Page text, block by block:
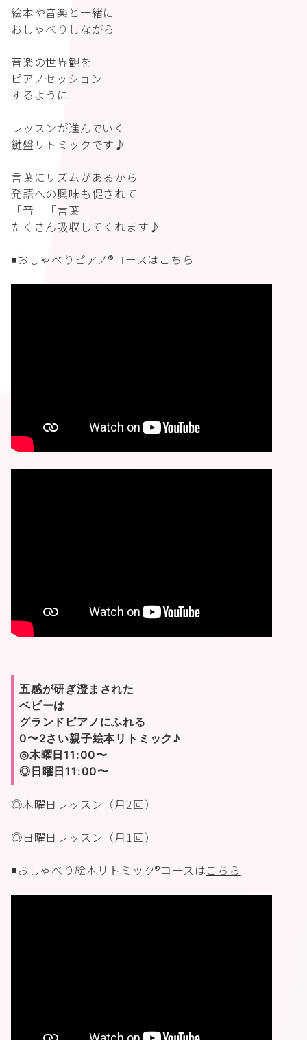
絵本や音楽と一緒に
おしゃべりしながら
音楽の世界観を
ピアノセッション
するように
レッスンが進んでいく
鍵盤リトミックです♪
言葉にリズムがあるから
発語への興味も促されて
「音」「言葉」
たくさん吸収してくれます♪
◾️おしゃべりピアノ®︎コースは こちら
五感が研ぎ澄まされた
ベビーは
グランドピアノにふれる
0〜2さい親子絵本リトミック♪
◎木曜日11:00〜
◎日曜日11:00〜
◎木曜日レッスン（月2回）
◎日曜日レッスン（月1回）
◾️おしゃべり絵本リトミック®︎コースはこちら